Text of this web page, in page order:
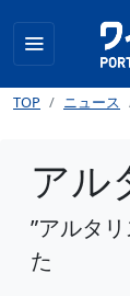
TOP ニュース
アル
”アルタ
た